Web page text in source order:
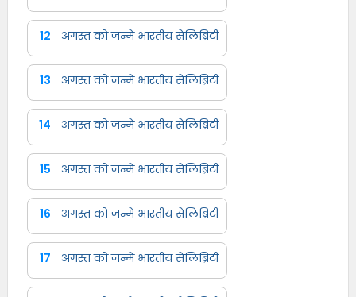
12 अगस्त को जन्मे भारतीय सेलिब्रिटी
13 अगस्त को जन्मे भारतीय सेलिब्रिटी
14 अगस्त को जन्मे भारतीय सेलिब्रिटी
15 अगस्त को जन्मे भारतीय सेलिब्रिटी
16 अगस्त को जन्मे भारतीय सेलिब्रिटी
17 अगस्त को जन्मे भारतीय सेलिब्रिटी